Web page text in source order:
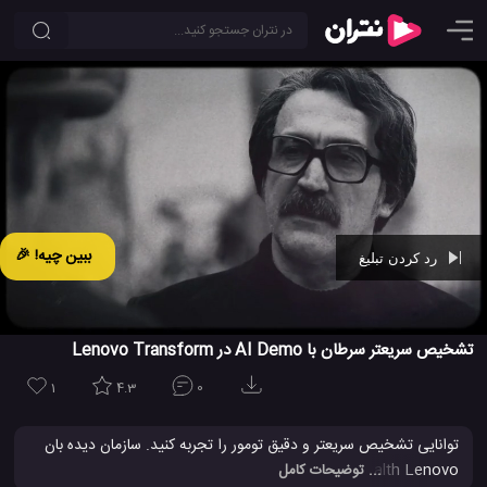
ببین چیه! 🎉
00:29
تشخیص سریعتر سرطان با AI Demo در Lenovo Transform
1 4.3 0
توانایی تشخیص سریعتر و دقیق تومور را تجربه کنید. سازمان دیده بان
LeHealth Lenovo را در عمل ببینید. این اولین نمونه در چالش
... توضیحات کامل